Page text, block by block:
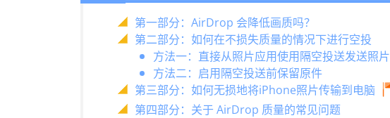
第一部分：AirDrop 会降低画质吗？
第二部分：如何在不损失质量的情况下进行空投
方法一：直接从照片应用使用隔空投送发送照片
方法二：启用隔空投送前保留原件
第三部分：如何无损地将iPhone照片传输到电脑
第四部分：关于 AirDrop 质量的常见问题